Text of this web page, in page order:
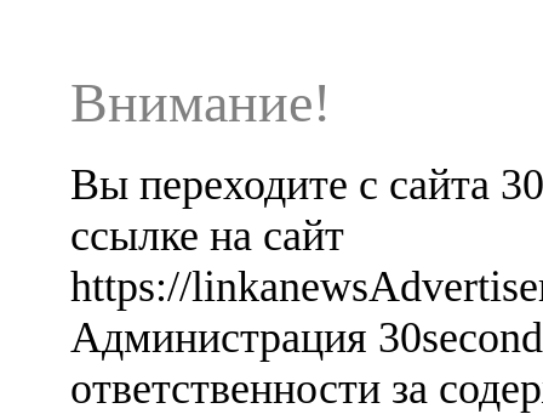
Внимание!
Вы переходите с сайта
ссылке на сайт
https://
Администрация
ответственности за